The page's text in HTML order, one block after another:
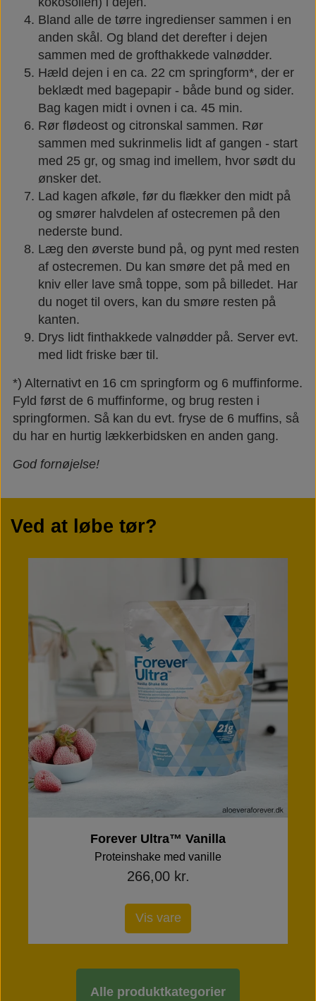
Bland alle de tørre ingredienser sammen i en
anden skål. Og bland det derefter i dejen
sammen med de grofthakkede valnødder.
Hæld dejen i en ca. 22 cm springform*, der er
beklædt med bagepapir - både bund og sider.
Bag kagen midt i ovnen i ca. 45 min.
Rør flødeost og citronskal sammen. Rør
sammen med sukrinmelis lidt af gangen - start
med 25 gr, og smag ind imellem, hvor sødt du
ønsker det.
Lad kagen afkøle, før du flækker den midt på
og smører halvdelen af ostecremen på den
nederste bund.
Læg den øverste bund på, og pynt med resten
af ostecremen. Du kan smøre det på med en
kniv eller lave små toppe, som på billedet. Har
du noget til overs, kan du smøre resten på
kanten.
Drys lidt finthakkede valnødder på. Server evt.
med lidt friske bær til.
*) Alternativt en 16 cm springform og 6 muffinforme.
Fyld først de 6 muffinforme, og brug resten i
springformen. Så kan du evt. fryse de 6 muffins, så
du har en hurtig lækkerbidsken en anden gang.
God fornøjelse!
Ved at løbe tør?
Forever Ultra™ Vanilla
Proteinshake med vanille
266,00 kr.
Vis vare
Alle produktkategorier